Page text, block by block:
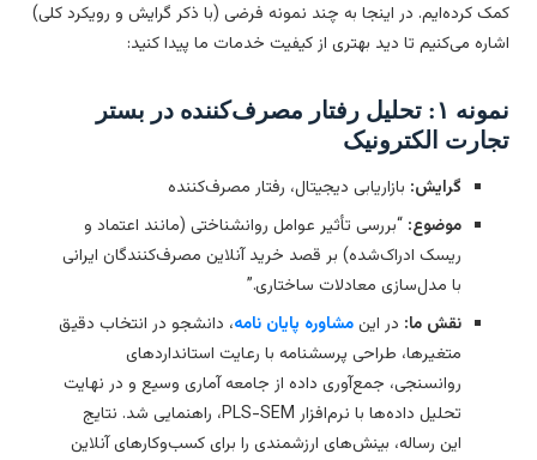
کرده‌ایم. در اینجا به چند نمونه فرضی (با ذکر گرایش و رویکرد کلی)
می‌کنیم تا دید بهتری از کیفیت خدمات ما پیدا کنید:
نمونه ۱: تحلیل رفتار مصرف‌کننده در بستر
الکترونیک
گرایش:بازاریابی دیجیتال، رفتار مصرف‌کننده
موضوع:“بررسی تأثیر عوامل روانشناختی (مانند اعتماد و
ریسک ادراک‌شده) بر قصد خرید آنلاین مصرف‌کنندگان ایرانی
با مدل‌سازی معادلات ساختاری.”
نقش ما:در اینمشاوره پایان نامه، دانشجو در انتخاب دقیق
متغیرها، طراحی پرسشنامه با رعایت استانداردهای
روانسنجی، جمع‌آوری داده از جامعه آماری وسیع و در نهایت
تحلیل داده‌ها با نرم‌افزار PLS-SEM، راهنمایی شد. نتایج
این رساله، بینش‌های ارزشمندی را برای کسب‌وکارهای آنلاین